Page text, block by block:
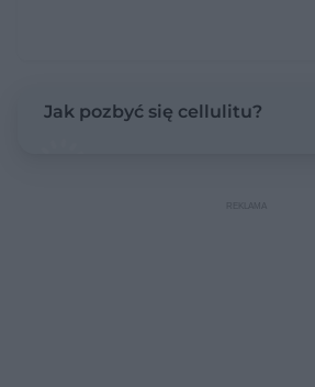
Jak pozbyć się cellulitu?